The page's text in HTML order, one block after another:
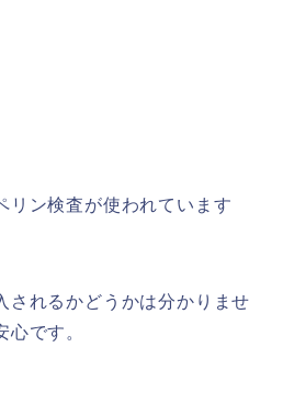
リン検査が使われています
されるかどうかは分かりませ
心です。